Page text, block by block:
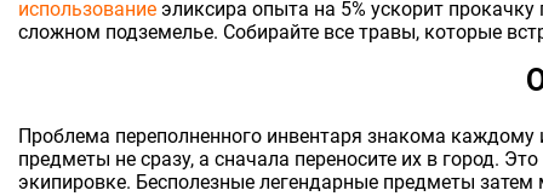
использование эликсира опыта на 5% ускорит
сложном подземелье. Собирайте все травы, которые
Проблема переполненного инвентаря знакома
предметы не сразу, а сначала переносите их в город.
экипировке. Бесполезные легендарные предметы